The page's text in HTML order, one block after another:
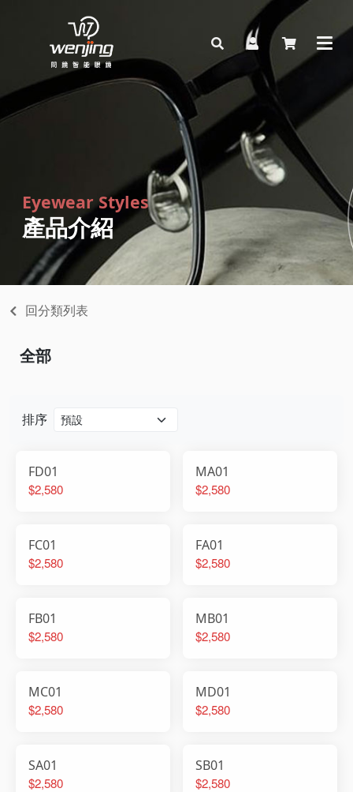
Eyewear Styles
產品介紹
回分類列表
排序
FD01
$2,580
MA01
$2,580
FC01
$2,580
FA01
$2,580
FB01
$2,580
MB01
$2,580
MC01
$2,580
MD01
$2,580
SA01
$2,580
SB01
$2,580
全部